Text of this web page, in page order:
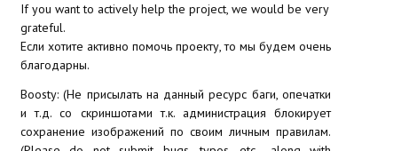
If you want to actively help the project, we would be very
grateful.
Если хотите активно помочь проекту, то мы будем очень
благодарны.
Boosty: (Не присылать на данный ресурс баги, опечатки
и т.д. со скриншотами т.к. администрация блокирует
сохранение изображений по своим личным правилам.